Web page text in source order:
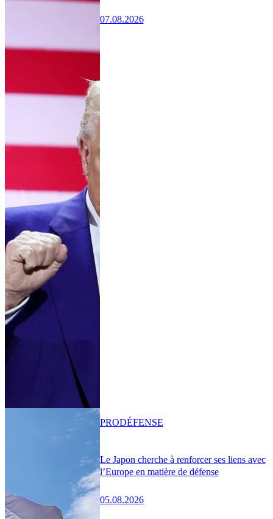
07.08.2026
Le Japon cherche à renforcer ses liens avec
l’Europe en matière de défense
05.08.2026
PRODÉFENSE